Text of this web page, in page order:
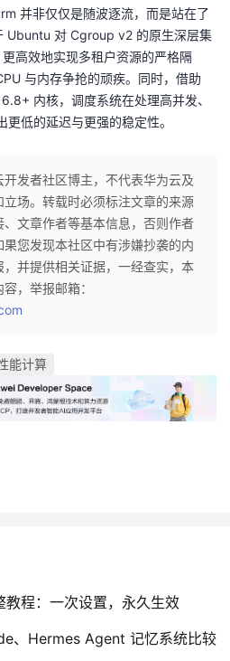
并非仅仅是随波逐流，而是站在了
Ubuntu 对 Cgroup v2 的原生深层集
高效地实现多租户资源的严格隔
与内存争抢的顽疾。同时，借助
内核，调度系统在处理高并发、
低的延迟与更强的稳定性。
开发者社区博主，不代表华为云及
场。转载时必须标注文章的来源
、文章作者等基本信息，否则作者
您发现本社区中有涉嫌抄袭的内
并提供相关证据，一经查实，本
，举报邮箱：
能计算
教程：一次设置，永久生效
、Hermes Agent 记忆系统比较